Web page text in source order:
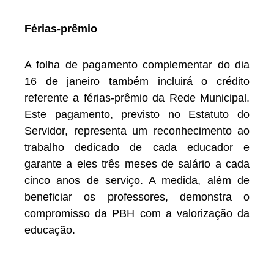
Férias-prêmio
A folha de pagamento complementar do dia
16 de janeiro também incluirá o crédito
referente a férias-prêmio da Rede Municipal.
Este pagamento, previsto no Estatuto do
Servidor, representa um reconhecimento ao
trabalho dedicado de cada educador e
garante a eles três meses de salário a cada
cinco anos de serviço. A medida, além de
beneficiar os professores, demonstra o
compromisso da PBH com a valorização da
educação.